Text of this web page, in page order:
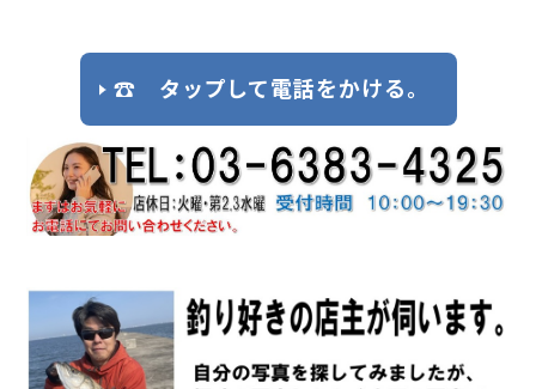
☎ タップして電話をかける。